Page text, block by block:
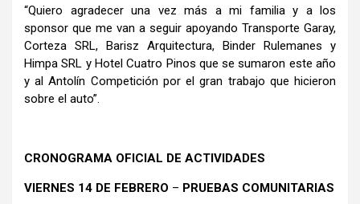
“Quiero agradecer una vez más a mi familia y a los
sponsor que me van a seguir apoyando Transporte Garay,
Corteza SRL, Barisz Arquitectura, Binder Rulemanes y
Himpa SRL y Hotel Cuatro Pinos que se sumaron este año
y al Antolín Competición por el gran trabajo que hicieron
sobre el auto”.
CRONOGRAMA OFICIAL DE ACTIVIDADES
VIERNES 14 DE FEBRERO – PRUEBAS COMUNITARIAS